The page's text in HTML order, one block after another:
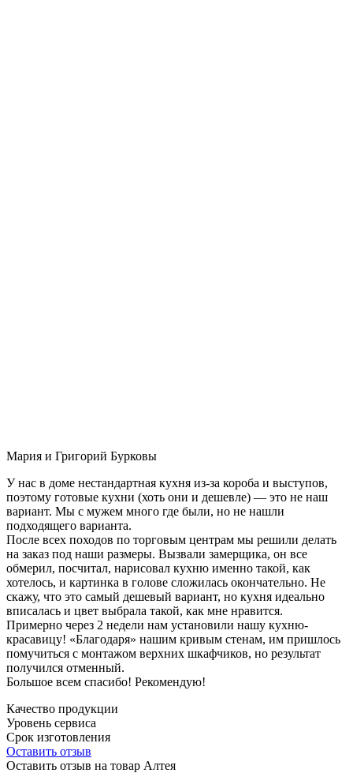
Мария и Григорий Бурковы
У нас в доме нестандартная кухня из-за короба и выступов,
поэтому готовые кухни (хоть они и дешевле) — это не наш
вариант. Мы с мужем много где были, но не нашли
подходящего варианта.
После всех походов по торговым центрам мы решили делать
на заказ под наши размеры. Вызвали замерщика, он все
обмерил, посчитал, нарисовал кухню именно такой, как
хотелось, и картинка в голове сложилась окончательно. Не
скажу, что это самый дешевый вариант, но кухня идеально
вписалась и цвет выбрала такой, как мне нравится.
Примерно через 2 недели нам установили нашу кухню-
красавицу! «Благодаря» нашим кривым стенам, им пришлось
помучиться с монтажом верхних шкафчиков, но результат
получился отменный.
Большое всем спасибо! Рекомендую!
Качество продукции
Уровень сервиса
Срок изготовления
Оставить отзыв
Оставить отзыв на товар Алтея